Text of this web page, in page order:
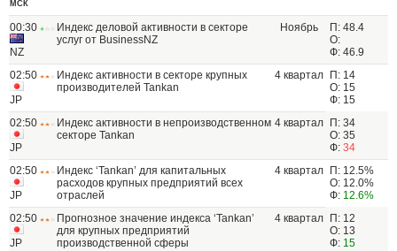
МСК
00:30
NZ
Индекс деловой активности в секторе
услуг от BusinessNZ
Ноябрь
П: 48.4
О:
Ф: 46.9
02:50
JP
Индекс активности в секторе крупных
производителей Tankan
4 квартал
П: 14
О: 15
Ф: 15
02:50
JP
Индекс активности в непроизводственном
секторе Tankan
4 квартал
П: 34
О: 35
Ф: 34
02:50
JP
Индекс ‘Tankan’ для капитальных
расходов крупных предприятий всех
отраслей
4 квартал
П: 12.5%
О: 12.0%
Ф: 12.6%
02:50
JP
Прогнозное значение индекса ‘Tankan’
для крупных предприятий
производственной сферы
4 квартал
П: 12
О: 13
Ф: 15